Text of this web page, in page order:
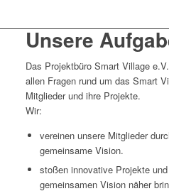
Unsere
Das Projektbüro Smart Village
allen Fragen rund um das Smart
Mitglieder und ihre Projekte.
Wir:
vereinen unsere Mitglieder
gemeinsame Vision.
stoßen innovative Projekte
gemeinsamen Vision näher